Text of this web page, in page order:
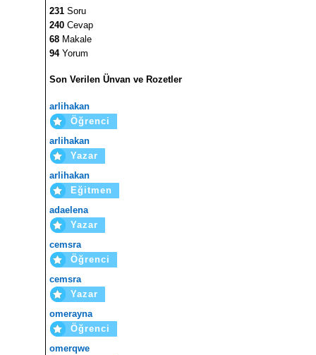
231 Soru
240 Cevap
68 Makale
94Yorum
Son Verilen Ünvan ve Rozetler
arlihakan
Öğrenci
arlihakan
Yazar
arlihakan
Eğitmen
adaelena
Yazar
cemsra
Öğrenci
cemsra
Yazar
omerayna
Öğrenci
omerqwe